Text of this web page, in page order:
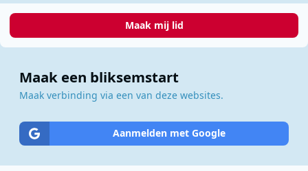
Maak mij lid
Maak een bliksemstart
Maak verbinding via een van deze websites.
Aanmelden met Google